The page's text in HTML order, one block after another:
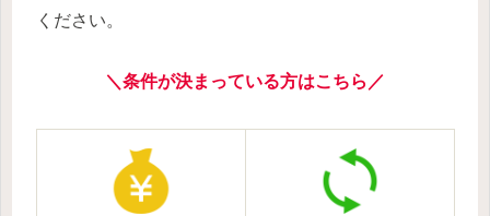
ください。
＼条件が決まっている方はこちら／